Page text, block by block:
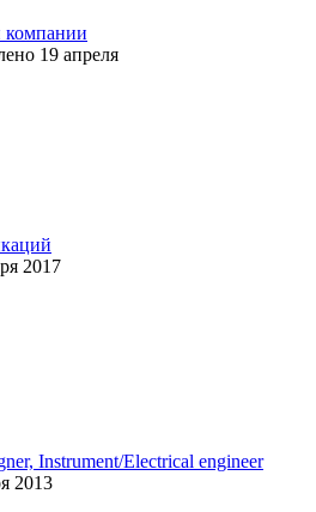
19 апреля
2017
Instrument/Electrical engineer
2013